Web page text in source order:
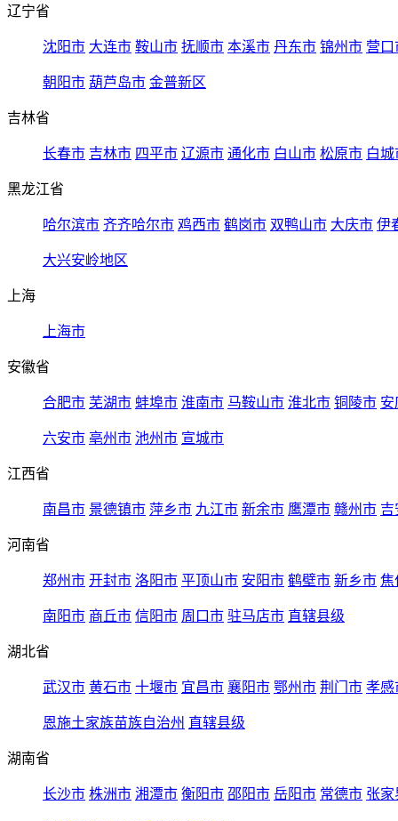
辽宁省
沈阳市 大连市 鞍山市 抚顺市 本溪市 丹东市 锦州市 营口
朝阳市 葫芦岛市 金普新区
吉林省
长春市 吉林市 四平市 辽源市 通化市 白山市 松原市 白城
黑龙江省
哈尔滨市 齐齐哈尔市 鸡西市 鹤岗市 双鸭山市 大庆市 伊
大兴安岭地区
上海
上海市
安徽省
合肥市 芜湖市 蚌埠市 淮南市 马鞍山市 淮北市 铜陵市 安
六安市 亳州市 池州市 宣城市
江西省
南昌市 景德镇市 萍乡市 九江市 新余市 鹰潭市 赣州市 吉
河南省
郑州市 开封市 洛阳市 平顶山市 安阳市 鹤壁市 新乡市 焦
南阳市 商丘市 信阳市 周口市 驻马店市 直辖县级
湖北省
武汉市 黄石市 十堰市 宜昌市 襄阳市 鄂州市 荆门市 孝感
恩施土家族苗族自治州 直辖县级
湖南省
长沙市 株洲市 湘潭市 衡阳市 邵阳市 岳阳市 常德市 张家